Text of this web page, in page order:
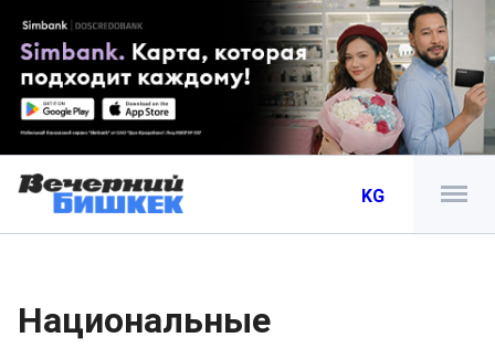
KG
Национальные